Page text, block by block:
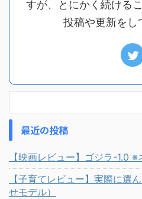
すが、とにかく続ける
投稿や更新をし
最近の投稿
【映画レビュー】ゴジラ-1.0 ※
【子育てレビュー】実際に選
せモデル）